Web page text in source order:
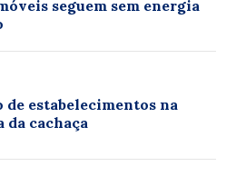
seguem sem energia
de estabelecimentos na
da cachaça